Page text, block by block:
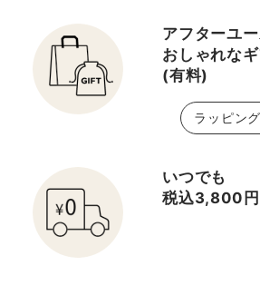
イブロー製品を使って 綺
麗な眉を目指しましょう
💪🏻
発色で
すく、
てくれ
ドウで
しにな
てくだ
ーのMatsusakaです🌼
エスティ ローダーのアイ
ブロウペンシルが リニュ
ーアル致しました👏 新
しい要素として、 ジェル
が追加されました✨ この
えると、 立体感がでるの
でとても美し眉に見えま
す👀✨ さらに、ペンシ
ルの芯がとても細く 毛を
アフターユ
おしゃれな
(有料)
ラッピン
いつでも
税込3,800円